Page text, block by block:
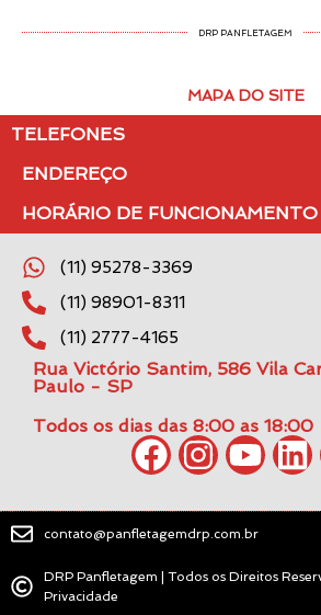
DRP PANFLETAGEM
MAPA DO SITE
TELEFONES
ENDEREÇO
HORÁRIO DE FUNCIONAMENTO
(11) 95278-3369
(11) 98901-8311
(11) 2777-4165
Rua Victório Santim, 586 Vila
Paulo - SP
Todos os dias das 8:00 as 18:00
contato@panfletagemdrp.com.br
DRP Panfletagem | Todos os Direitos
Privacidade